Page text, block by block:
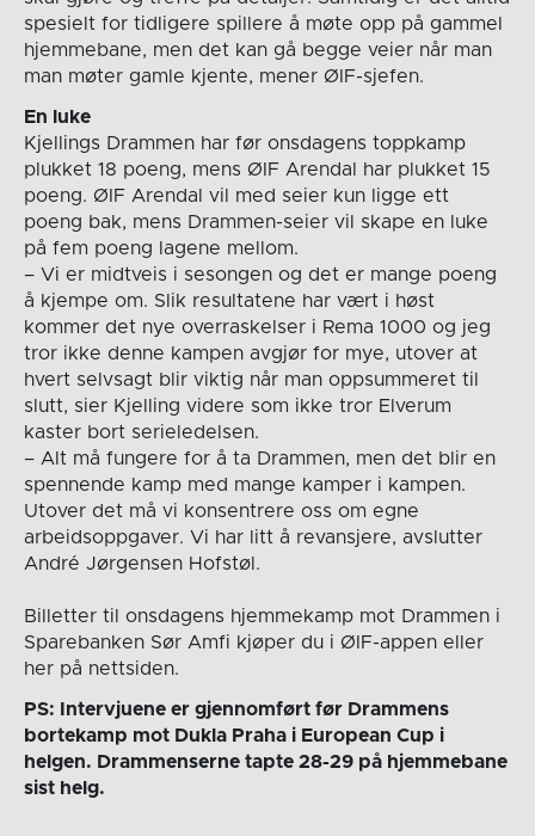
spesielt for tidligere spillere å møte opp på gammel
hjemmebane, men det kan gå begge veier når man
man møter gamle kjente, mener ØIF-sjefen.
En luke
Kjellings Drammen har før onsdagens toppkamp
plukket 18 poeng, mens ØIF Arendal har plukket 15
poeng. ØIF Arendal vil med seier kun ligge ett
poeng bak, mens Drammen-seier vil skape en luke
på fem poeng lagene mellom.
– Vi er midtveis i sesongen og det er mange poeng
å kjempe om. Slik resultatene har vært i høst
kommer det nye overraskelser i Rema 1000 og jeg
tror ikke denne kampen avgjør for mye, utover at
hvert selvsagt blir viktig når man oppsummeret til
slutt, sier Kjelling videre som ikke tror Elverum
kaster bort serieledelsen.
– Alt må fungere for å ta Drammen, men det blir en
spennende kamp med mange kamper i kampen.
Utover det må vi konsentrere oss om egne
arbeidsoppgaver. Vi har litt å revansjere, avslutter
André Jørgensen Hofstøl.
Billetter til onsdagens hjemmekamp mot Drammen i
Sparebanken Sør Amfi kjøper du i ØIF-appen eller
her på nettsiden.
PS: Intervjuene er gjennomført før Drammens
bortekamp mot Dukla Praha i European Cup i
helgen. Drammenserne tapte 28-29 på hjemmebane
sist helg.